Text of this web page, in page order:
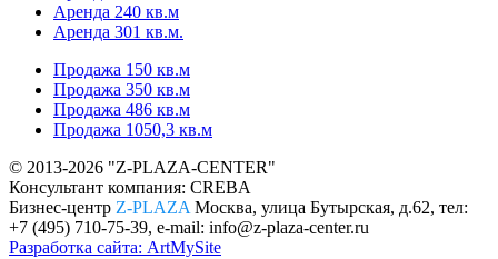
Аренда 240 кв.м
Аренда 301 кв.м.
Продажа 150 кв.м
Продажа 350 кв.м
Продажа 486 кв.м
Продажа 1050,3 кв.м
© 2013-2026 "Z-PLAZA-CENTER"
Консультант компания: CREBA
Бизнес-центр Z-PLAZA Москва, улица Бутырская, д.62, тел:
+7 (495) 710-75-39, e-mail: info@z-plaza-center.ru
Разработка сайта: ArtMySite